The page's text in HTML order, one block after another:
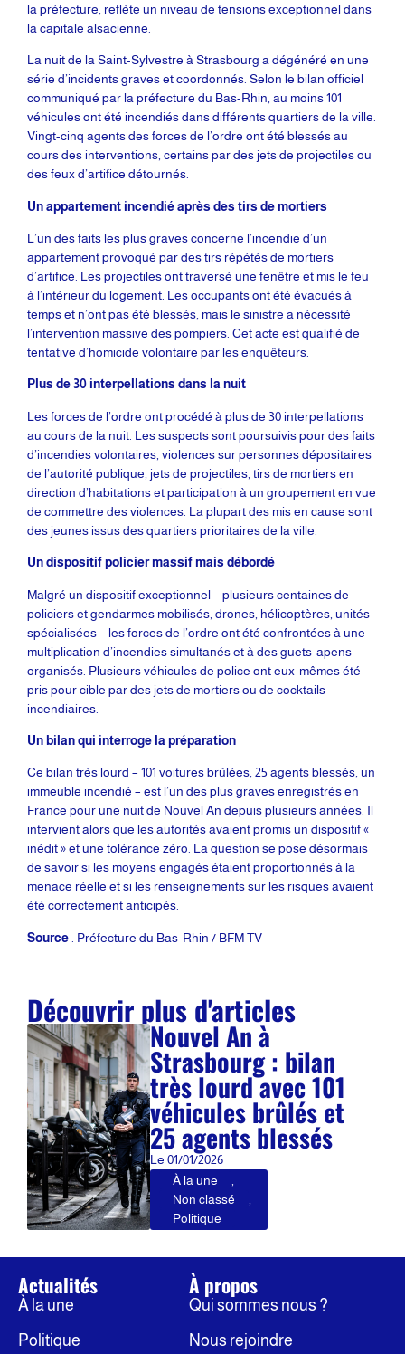
la préfecture, reflète un niveau de tensions exceptionnel dans
la capitale alsacienne.
La nuit de la Saint-Sylvestre à Strasbourg a dégénéré en une
série d’incidents graves et coordonnés. Selon le bilan officiel
communiqué par la préfecture du Bas-Rhin, au moins 101
véhicules ont été incendiés dans différents quartiers de la ville.
Vingt-cinq agents des forces de l’ordre ont été blessés au
cours des interventions, certains par des jets de projectiles ou
des feux d’artifice détournés.
Un appartement incendié après des tirs de mortiers
L’un des faits les plus graves concerne l’incendie d’un
appartement provoqué par des tirs répétés de mortiers
d’artifice. Les projectiles ont traversé une fenêtre et mis le feu
à l’intérieur du logement. Les occupants ont été évacués à
temps et n’ont pas été blessés, mais le sinistre a nécessité
l’intervention massive des pompiers. Cet acte est qualifié de
tentative d’homicide volontaire par les enquêteurs.
Plus de 30 interpellations dans la nuit
Les forces de l’ordre ont procédé à plus de 30 interpellations
au cours de la nuit. Les suspects sont poursuivis pour des faits
d’incendies volontaires, violences sur personnes dépositaires
de l’autorité publique, jets de projectiles, tirs de mortiers en
direction d’habitations et participation à un groupement en vue
de commettre des violences. La plupart des mis en cause sont
des jeunes issus des quartiers prioritaires de la ville.
Un dispositif policier massif mais débordé
Malgré un dispositif exceptionnel – plusieurs centaines de
policiers et gendarmes mobilisés, drones, hélicoptères, unités
spécialisées – les forces de l’ordre ont été confrontées à une
multiplication d’incendies simultanés et à des guets-apens
organisés. Plusieurs véhicules de police ont eux-mêmes été
pris pour cible par des jets de mortiers ou de cocktails
incendiaires.
Un bilan qui interroge la préparation
Ce bilan très lourd – 101 voitures brûlées, 25 agents blessés, un
immeuble incendié – est l’un des plus graves enregistrés en
France pour une nuit de Nouvel An depuis plusieurs années. Il
intervient alors que les autorités avaient promis un dispositif «
inédit » et une tolérance zéro. La question se pose désormais
de savoir si les moyens engagés étaient proportionnés à la
menace réelle et si les renseignements sur les risques avaient
été correctement anticipés.
Source: Préfecture du Bas-Rhin / BFM TV
Découvrir plus d'articles
Nouvel An à
Strasbourg : bilan
très lourd avec 101
véhicules brûlés et
25 agents blessés
Le 01/01/2026
À la une
Non classé
Politique
Actualités
À la une
Politique
À propos
Qui sommes nous ?
Nous rejoindre